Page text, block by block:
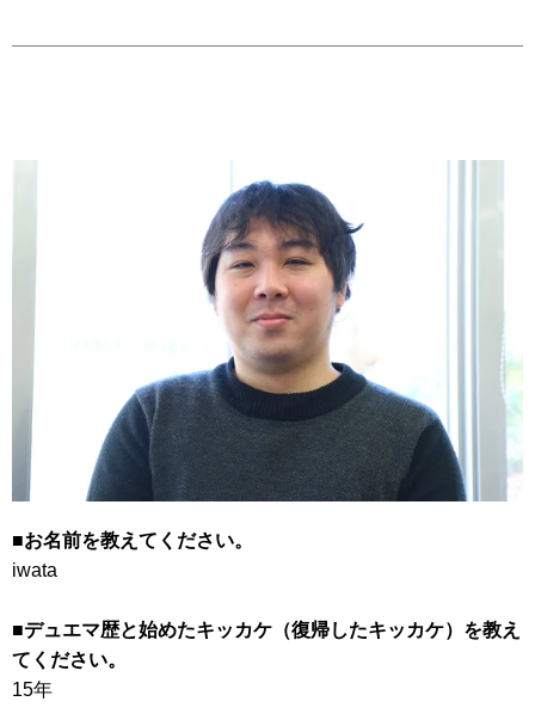
■お名前を教えてください。
iwata
■デュエマ歴と始めたキッカケ（復帰したキッカケ）を教え
てください。
15年